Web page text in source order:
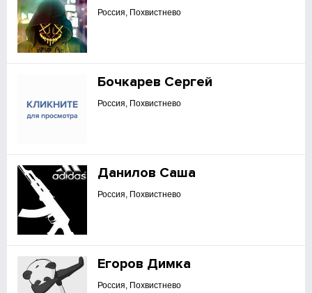
Россия, Похвистнево
Бочкарев Сергей
Россия, Похвистнево
Данилов Саша
Россия, Похвистнево
Егоров Димка
Россия, Похвистнево